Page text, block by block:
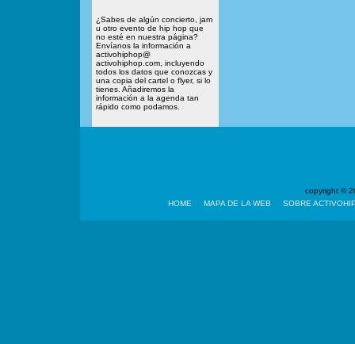
¿Sabes de algún concierto, jam
u otro evento de hip hop que
no esté en nuestra página?
Envíanos la información a
activohiphop@
activohiphop.com, incluyendo
todos los datos que conozcas y
una copia del cartel o flyer, si lo
tienes. Añadiremos la
información a la agenda tan
rápido como podamos.
copyright ©
HOME
MAPA DE LA WEB SOBRE